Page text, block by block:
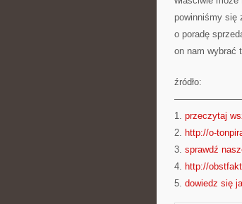
powinniśmy się
o poradę
on nam wybrać
źródło:
1. przeczytaj
2. http://o-
3. sprawdź
4. http://
5. dowiedz się